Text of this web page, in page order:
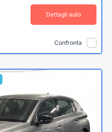
Dettagli auto
Confronta